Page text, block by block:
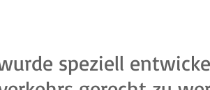
speziell